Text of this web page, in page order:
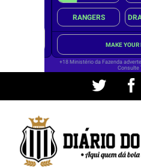
conteúdo
Twitter